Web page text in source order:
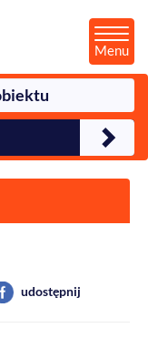
Menu
udostępnij